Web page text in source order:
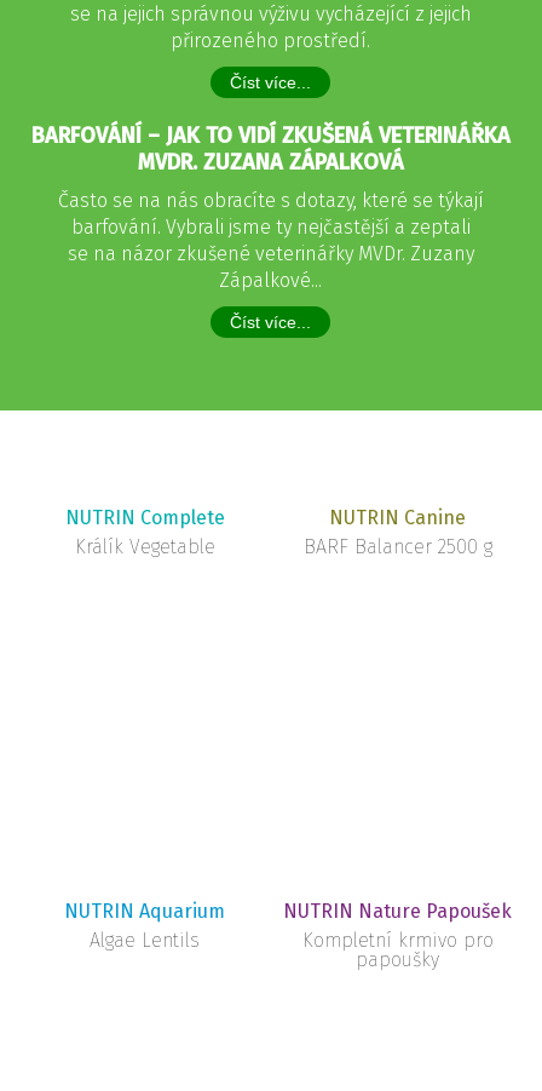
se na jejich správnou výživu vycházející z jejich
přirozeného prostředí.
Číst více...
BARFOVÁNÍ – JAK TO VIDÍ ZKUŠENÁ VETERINÁŘKA
MVDR. ZUZANA ZÁPALKOVÁ
Často se na nás obracíte s dotazy, které se týkají
barfování. Vybrali jsme ty nejčastější a zeptali
se na názor zkušené veterinářky MVDr. Zuzany
Zápalkové...
Číst více...
NUTRIN Complete
Králík Vegetable
NUTRIN Canine
BARF Balancer 2500 g
NUTRIN Aquarium
Algae Lentils
NUTRIN Nature Papoušek
Kompletní krmivo pro
papoušky